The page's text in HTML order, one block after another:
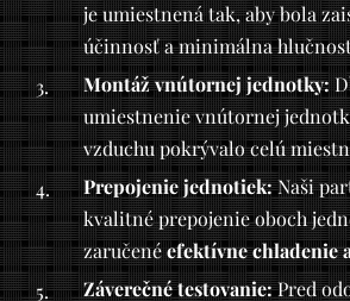
je umiestnená tak, aby bola
účinnosť a minimálna
Montáž vnútornej jednotky:
umiestnenie vnútornej
vzduchu pokrývalo celú
Prepojenie jednotiek:Naši
kvalitné prepojenie oboch
zaručenéefektívne chladenie
Záverečné testovanie:Pred